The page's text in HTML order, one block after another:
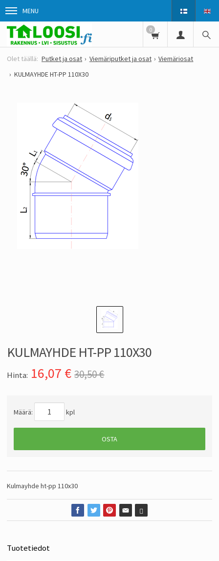
MENU
0
Putket ja osat Viemäriputket ja osat
Viemäriosat
KULMAYHDE HT-PP 110X30
KULMAYHDE HT-PP 110X30
Hinta: 16,07 € 30,50 €
Määrä: kpl
OSTA
Kulmayhde ht-pp 110x30
Tuotetiedot